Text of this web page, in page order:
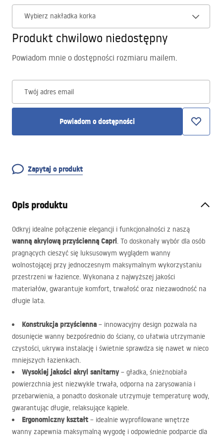
Wybierz nakładka korka
Produkt chwilowo niedostępny
Powiadom mnie o dostępności rozmiaru mailem.
Twój adres email
Powiadom o dostępności
Zapytaj o produkt
Opis produktu
Odkryj idealne połączenie elegancji i funkcjonalności z naszą
wanną akrylową przyścienną Capri. To doskonały wybór dla osób
pragnących cieszyć się luksusowym wyglądem wanny
wolnostojącej przy jednoczesnym maksymalnym wykorzystaniu
przestrzeni w łazience. Wykonana z najwyższej jakości
materiałów, gwarantuje komfort, trwałość oraz niezawodność na
długie lata.
Konstrukcja przyścienna – innowacyjny design pozwala na
dosunięcie wanny bezpośrednio do ściany, co ułatwia utrzymanie
czystości, ukrywa instalację i świetnie sprawdza się nawet w nieco
mniejszych łazienkach.
Wysokiej jakości akryl sanitarny– gładka, śnieżnobiała
powierzchnia jest niezwykle trwała, odporna na zarysowania i
przebarwienia, a ponadto doskonale utrzymuje temperaturę wody,
gwarantując długie, relaksujące kąpiele.
Ergonomiczny kształt – idealnie wyprofilowane wnętrze
wanny zapewnia maksymalną wygodę i odpowiednie podparcie dla